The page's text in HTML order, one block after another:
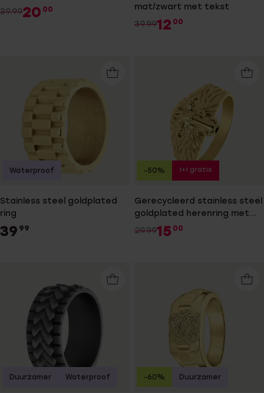
39.9920 00
mat/zwart met tekst
39.9912 00
Stainless steel goldplated
ring
39 99
Waterproof
Gerecycleerd stainless steel
goldplated herenring met
leeuwenkop
29.9915 00
-50% 1+1 gratis
Duurzamer Waterproof -60% Duurzamer